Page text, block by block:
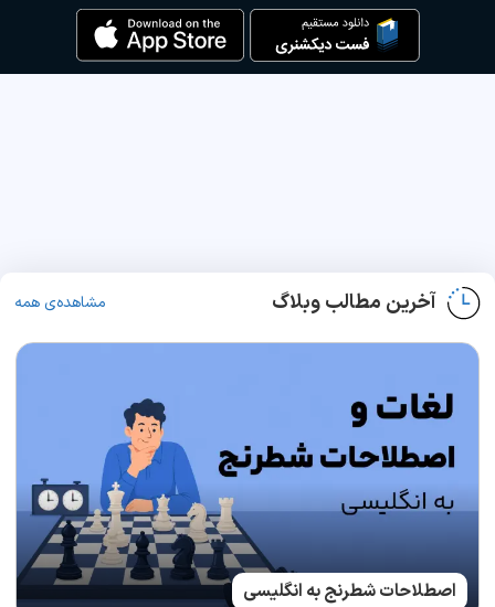
آخرین مطالب وبلاگ مشاهده‌ی همه
اصطلاحات شطرنج به انگلیسی